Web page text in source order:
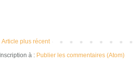
Article plus récent
Inscription à : Publier les commentaires (Atom)